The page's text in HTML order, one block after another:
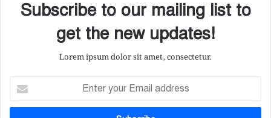
Subscribe to our mailing list to
get the new updates!
Lorem ipsum dolor sit amet, consectetur.
t